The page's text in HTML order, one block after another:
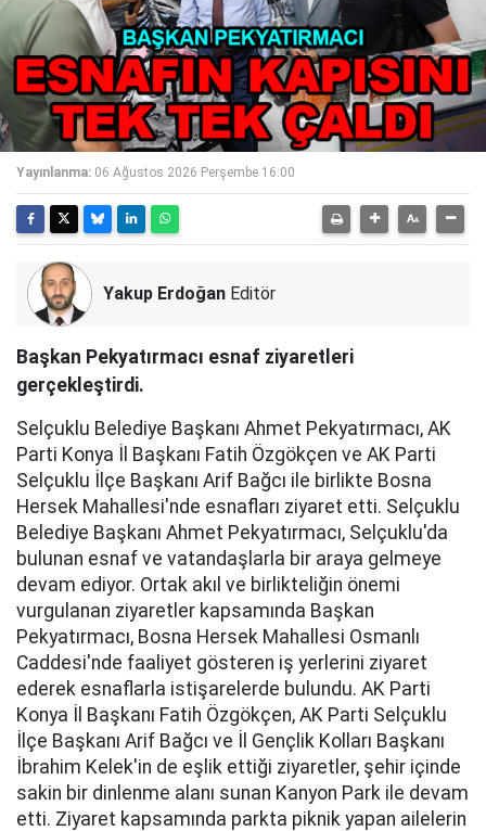
Yayınlanma: 06 Ağustos 2026 Perşembe 16:00
Yakup Erdoğan Editör
Başkan Pekyatırmacı esnaf ziyaretleri
gerçekleştirdi.
Selçuklu Belediye Başkanı Ahmet Pekyatırmacı, AK
Parti Konya İl Başkanı Fatih Özgökçen ve AK Parti
Selçuklu İlçe Başkanı Arif Bağcı ile birlikte Bosna
Hersek Mahallesi'nde esnafları ziyaret etti. Selçuklu
Belediye Başkanı Ahmet Pekyatırmacı, Selçuklu'da
bulunan esnaf ve vatandaşlarla bir araya gelmeye
devam ediyor. Ortak akıl ve birlikteliğin önemi
vurgulanan ziyaretler kapsamında Başkan
Pekyatırmacı, Bosna Hersek Mahallesi Osmanlı
Caddesi'nde faaliyet gösteren iş yerlerini ziyaret
ederek esnaflarla istişarelerde bulundu. AK Parti
Konya İl Başkanı Fatih Özgökçen, AK Parti Selçuklu
İlçe Başkanı Arif Bağcı ve İl Gençlik Kolları Başkanı
İbrahim Kelek'in de eşlik ettiği ziyaretler, şehir içinde
sakin bir dinlenme alanı sunan Kanyon Park ile devam
etti. Ziyaret kapsamında parkta piknik yapan ailelerin